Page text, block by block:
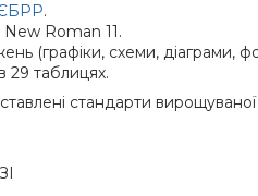
.
Roman 11.
(графіки, схеми, діаграми,
29 таблицях.
стандарти вирощуваної